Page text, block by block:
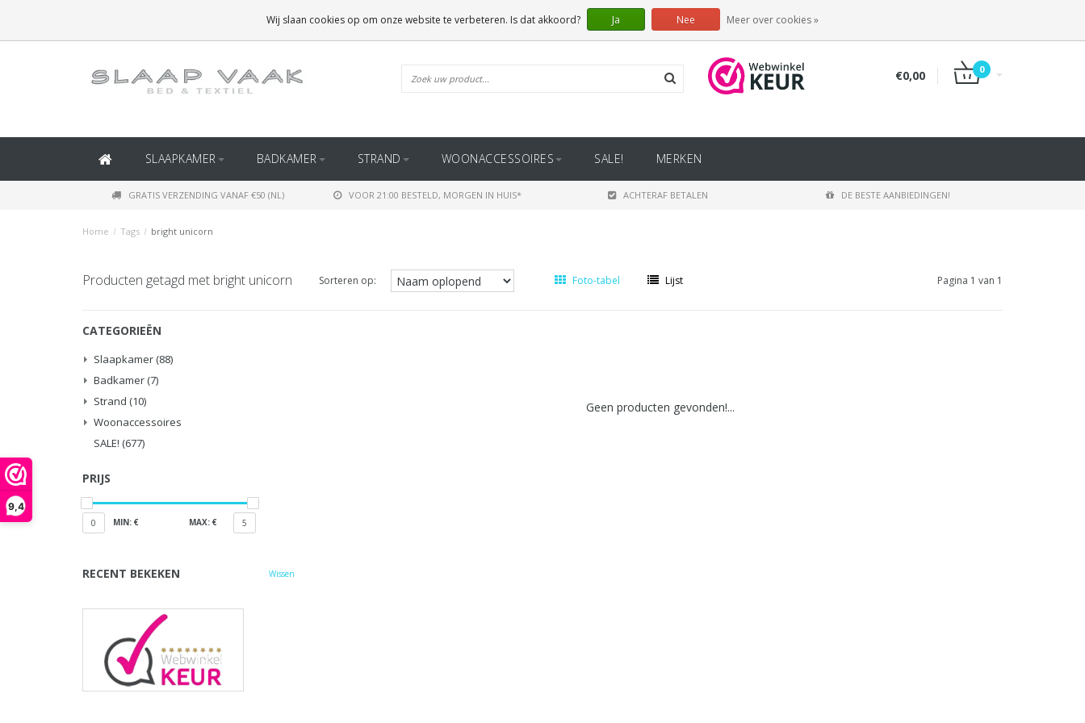
9,4
(BINNEN BELGIË)
€0,00 0
SLAAPKAMER BADKAMER STRAND WOONACCESSOIRES SALE! MERKEN
GRATIS VERZENDING VANAF €50 (NL) VOOR 21:00 BESTELD, MORGEN IN HUIS* ACHTERAF BETALEN DE BESTE AANBIEDINGEN!
Home / Tags / bright unicorn
Producten getagd met bright unicorn Sorteren op: Foto-tabel Lijst Pagina 1 van 1
CATEGORIEËN
Slaapkamer (88)
Badkamer (7)
Strand (10)
Woonaccessoires
SALE! (677)
PRIJS
0 MIN: € MAX: € 5
RECENT BEKEKEN Wissen
Geen producten gevonden!...
Wij slaan cookies op om onze website te verbeteren. Is dat akkoord? Ja Nee Meer over cookies »